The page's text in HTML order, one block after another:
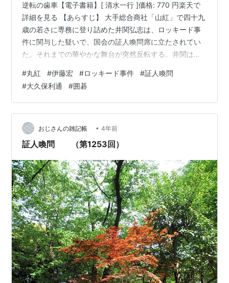
逆転の歯車【電子書籍】[ 清水一行 ]価格: 770 円楽天で
詳細を見る 【あらすじ】 大手総合商社「山紅」で四十九
歳の若さに専務に登り詰めた井関弘志は、ロッキード事
件に関与した疑いで、国会の証人喚問席に立たされてい
た。それまでの華やかな舞台が突然反転する。井関は、
ていた。国会での厳しい糾弾の中、会社のために尽くし
てきた半生が走馬灯のように脳裏に駆け巡る。 【感想】
主人公井関弘志のモデルは伊藤宏。ロッキード事件で総
合商社「丸紅」の専務で５億円の現金受渡しを担当し、
金の受け渡しを裏付ける“ピーナツ”と呼ばれる領収書に署
名した当人として、国会で証…
#丸紅 #伊藤宏 #ロッキード事件 #証人喚問
#大久保利通 #囲碁
おじさんの雑記帳 • 4年前
証人喚問 （第1253回）